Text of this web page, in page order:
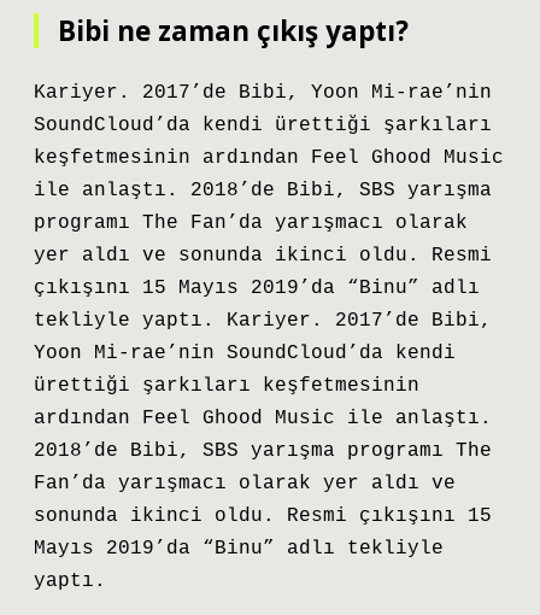
Bibi ne zaman çıkış yaptı?
Kariyer. 2017’de Bibi, Yoon Mi-rae’nin
SoundCloud’da kendi ürettiği şarkıları
keşfetmesinin ardından Feel Ghood Music
ile anlaştı. 2018’de Bibi, SBS yarışma
programı The Fan’da yarışmacı olarak
yer aldı ve sonunda ikinci oldu. Resmi
çıkışını 15 Mayıs 2019’da “Binu” adlı
tekliyle yaptı. Kariyer. 2017’de Bibi,
Yoon Mi-rae’nin SoundCloud’da kendi
ürettiği şarkıları keşfetmesinin
ardından Feel Ghood Music ile anlaştı.
2018’de Bibi, SBS yarışma programı The
Fan’da yarışmacı olarak yer aldı ve
sonunda ikinci oldu. Resmi çıkışını 15
Mayıs 2019’da “Binu” adlı tekliyle
yaptı.